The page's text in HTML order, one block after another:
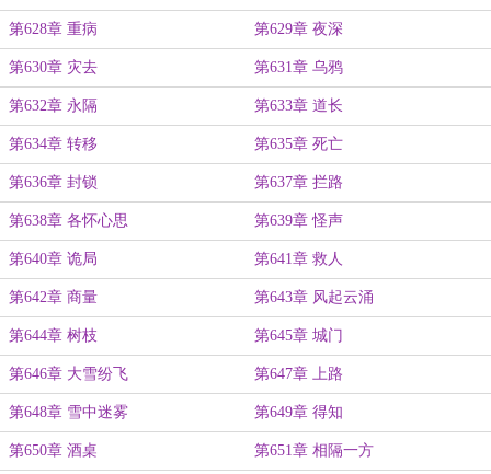
第628章 重病 第629章 夜深
第630章 灾去 第631章 乌鸦
第632章 永隔 第633章 道长
第634章 转移 第635章 死亡
第636章 封锁 第637章 拦路
第638章 各怀心思 第639章 怪声
第640章 诡局 第641章 救人
第642章 商量 第643章 风起云涌
第644章 树枝 第645章 城门
第646章 大雪纷飞 第647章 上路
第648章 雪中迷雾 第649章 得知
第650章 酒桌 第651章 相隔一方